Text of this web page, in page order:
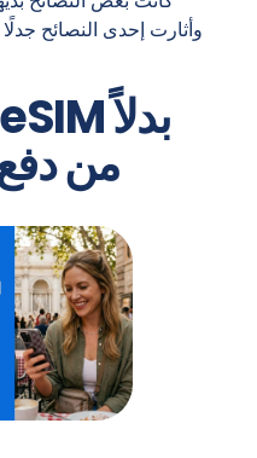
وأثارت إحدى النصائح
من